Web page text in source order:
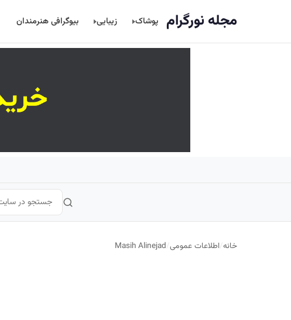
مجله نورگرام پوشاک زیبایی بیوگرافی هنرمندان
خانه/اطلاعات عمومی/
Masih Alinejad